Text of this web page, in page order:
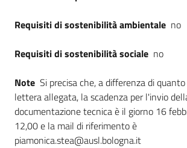
Requisiti di sostenibilità ambientale no
Requisiti di sostenibilità sociale no
Note Si precisa che, a differenza di
lettera allegata, la scadenza per l'invio
documentazione tecnica è il giorno 16
12,00 e la mail di riferimento è
piamonica.stea@ausl.bologna.it